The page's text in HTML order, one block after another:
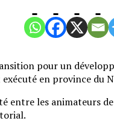
pour un
en province du
entre les